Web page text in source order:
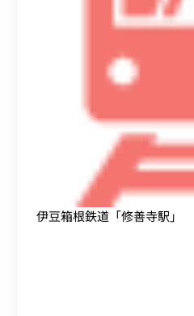
伊豆箱根鉄道「修善寺駅」